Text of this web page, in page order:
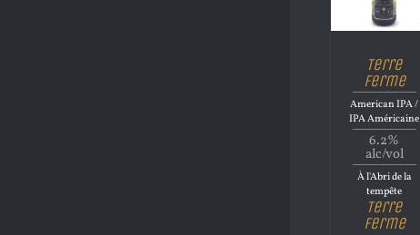
Terre
Ferme
American IPA /
IPA Américaine
6.2%
alc/vol
À l'Abri de la
tempête
Terre
Ferme